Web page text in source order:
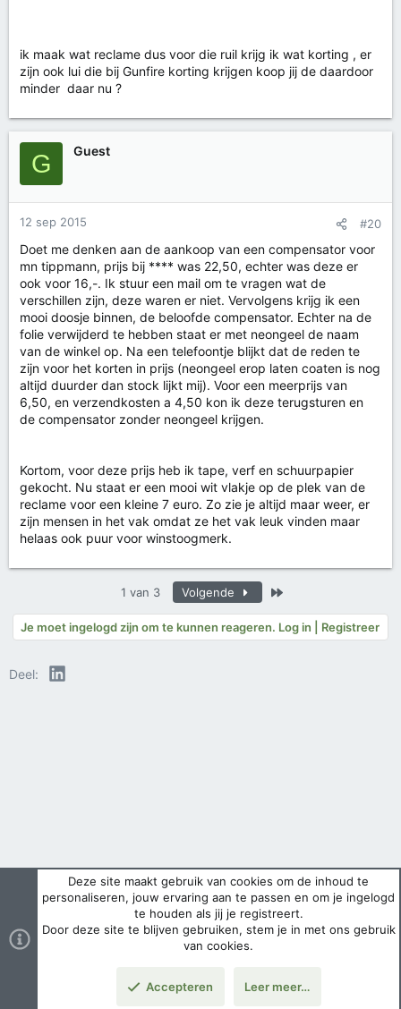
ik maak wat reclame dus voor die ruil krijg ik wat korting , er
zijn ook lui die bij Gunfire korting krijgen koop jij de daardoor
minder daar nu ?
G Guest
12 sep 2015 #20
Doet me denken aan de aankoop van een compensator voor
mn tippmann, prijs bij **** was 22,50, echter was deze er
ook voor 16,-. Ik stuur een mail om te vragen wat de
verschillen zijn, deze waren er niet. Vervolgens krijg ik een
mooi doosje binnen, de beloofde compensator. Echter na de
folie verwijderd te hebben staat er met neongeel de naam
van de winkel op. Na een telefoontje blijkt dat de reden te
zijn voor het korten in prijs (neongeel erop laten coaten is nog
altijd duurder dan stock lijkt mij). Voor een meerprijs van
6,50, en verzendkosten a 4,50 kon ik deze terugsturen en
de compensator zonder neongeel krijgen.
Kortom, voor deze prijs heb ik tape, verf en schuurpapier
gekocht. Nu staat er een mooi wit vlakje op de plek van de
reclame voor een kleine 7 euro. Zo zie je altijd maar weer, er
zijn mensen in het vak omdat ze het vak leuk vinden maar
helaas ook puur voor winstoogmerk.
1 van 3 Volgende
Je moet ingelogd zijn om te kunnen reageren. Log in | Registreer
Deel: LinkedIn
Deze site maakt gebruik van cookies om de inhoud te
personaliseren, jouw ervaring aan te passen en om je ingelogd
te houden als jij je registreert.
Door deze site te blijven gebruiken, stem je in met ons gebruik
van cookies.
Accepteren Leer meer…